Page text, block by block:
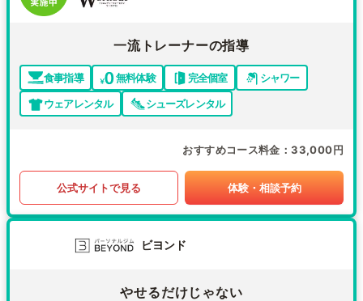
一流トレーナーの指導
食事指導 無料体験 完全個室
シャワー
ウェアレンタル
シューズレンタル
おすすめコース料金 33,000円
公式サイトで見る 体験・相談予約
ビヨンド
やせるだけじゃない